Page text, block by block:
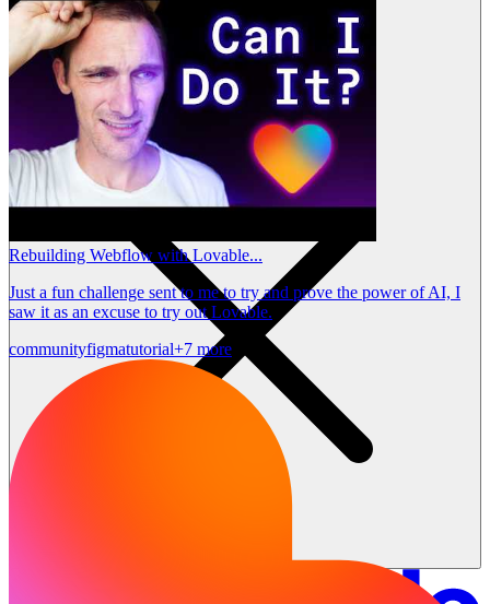
Rebuilding Webflow with Lovable...
Just a fun challenge sent to me to try and prove the power of AI, I
saw it as an excuse to try out Lovable.
communityfigmatutorial+7 more